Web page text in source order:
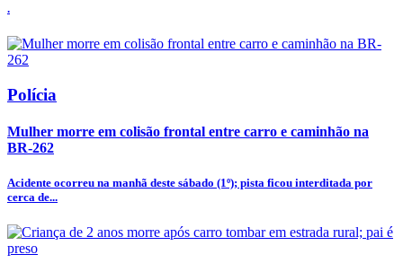
.
Polícia
Mulher morre em colisão frontal entre carro e caminhão na
BR-262
Acidente ocorreu na manhã deste sábado (1º); pista ficou interditada por
cerca de...